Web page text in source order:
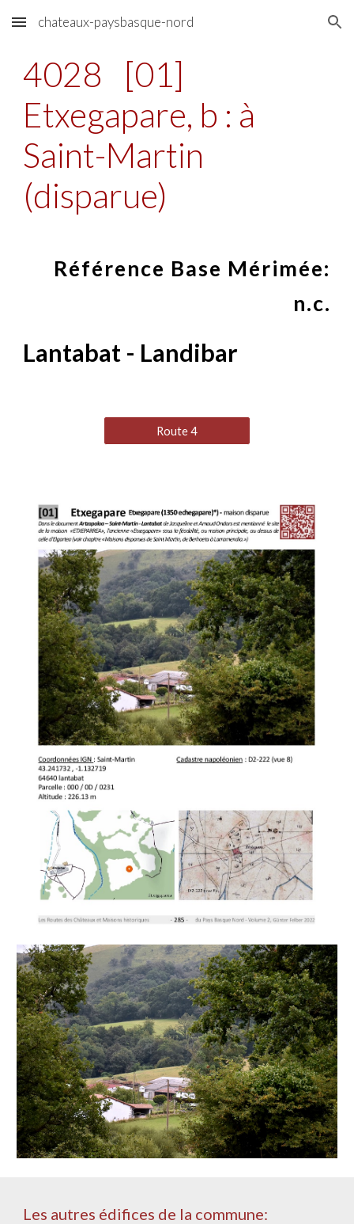
Skip to main content Skip to navigation
chateaux-paysbasque-nord
4028
[01]
Etxegapare, b : à
Saint-Martin
(disparue)
Référence Base Mérimée:
n.c.
Lantabat - Landibar
Route 4
Les autres édifices de la commune: